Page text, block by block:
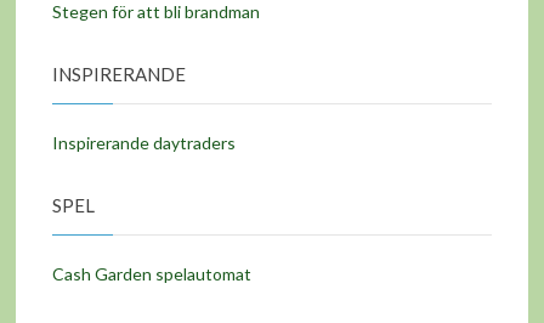
Stegen för att bli brandman
INSPIRERANDE
Inspirerande daytraders
SPEL
Cash Garden spelautomat